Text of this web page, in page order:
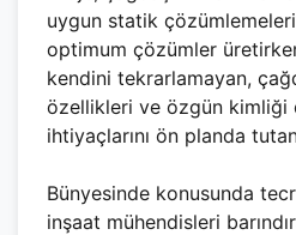
uygun statik
optimum çözümler
kendini tekrarlamayan,
özellikleri ve özgün kimliği
ihtiyaçlarını ön planda
Bünyesinde konusunda
inşaat mühendisleri